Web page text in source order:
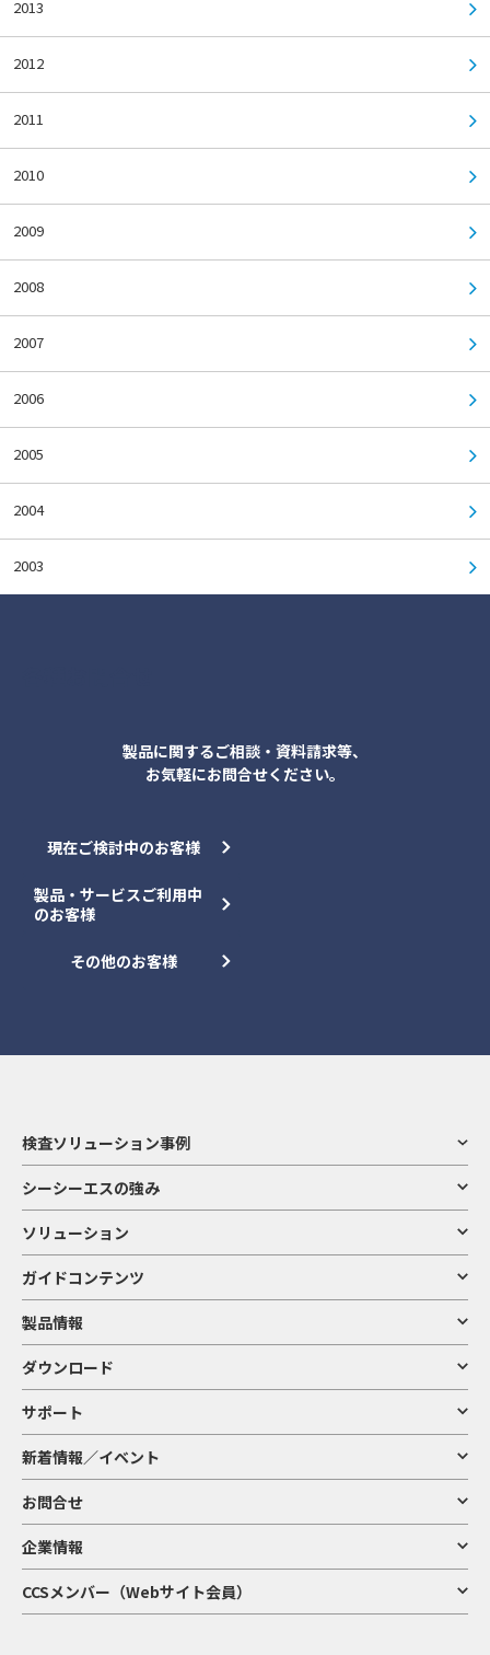
2013
2012
2011
2010
2009
2008
2007
2006
2005
2004
2003
製品に関するご相談・資料請求等、
お気軽にお問合せください。
現在ご検討中のお客様
製品・サービスご利用中
のお客様
その他のお客様
検査ソリューション事例
シーシーエスの強み
ソリューション
ガイドコンテンツ
製品情報
ダウンロード
サポート
新着情報／イベント
お問合せ
企業情報
CCSメンバー（Webサイト会員）